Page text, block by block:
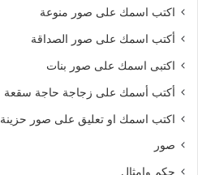
اكتب اسمك على صور منوعة
أكتب اسمك على صور الصداقة
اكتبى اسمك على صور بنات
أكتب أسمك على زجاجة حاجة سقعة
اكتب اسمك او تعليق على صور حزينة
صور
حكم وامثال